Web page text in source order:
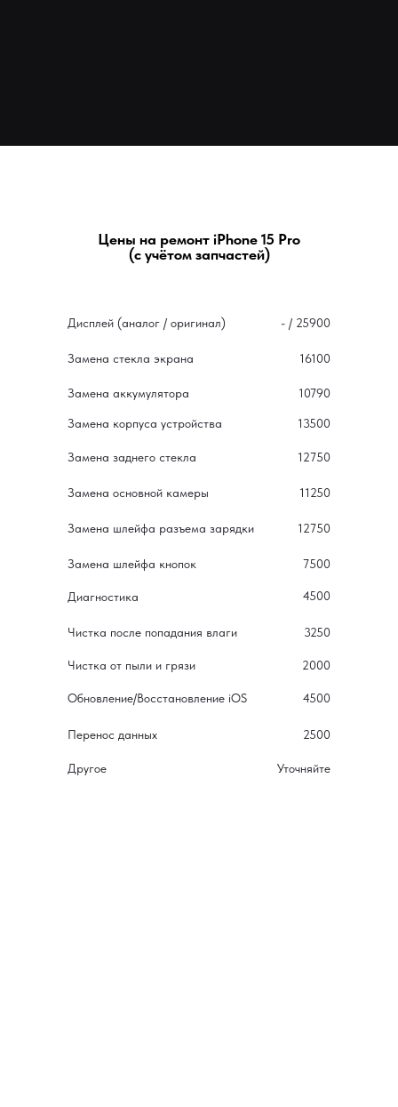
Цены на ремонт iPhone 15 Pro
(с учётом запчастей)
Дисплей (аналог / оригинал)
Замена стекла экрана
Замена аккумулятора
- / 25900
16100
10790
Замена корпуса устройства
Замена заднего стекла
Замена основной камеры
13500
12750
11250
Замена шлейфа разъема зарядки
Замена шлейфа кнопок
12750
7500
Диагностика 4500
Чистка после попадания влаги
Чистка от пыли и грязи
Обновление/Восстановление iOS
Перенос данных
3250
2000
4500
2500
Другое Уточняйте